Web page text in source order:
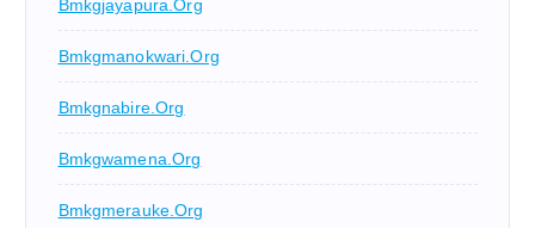
Bmkgjayapura.org
Bmkgmanokwari.org
Bmkgnabire.org
Bmkgwamena.org
Bmkgmerauke.org